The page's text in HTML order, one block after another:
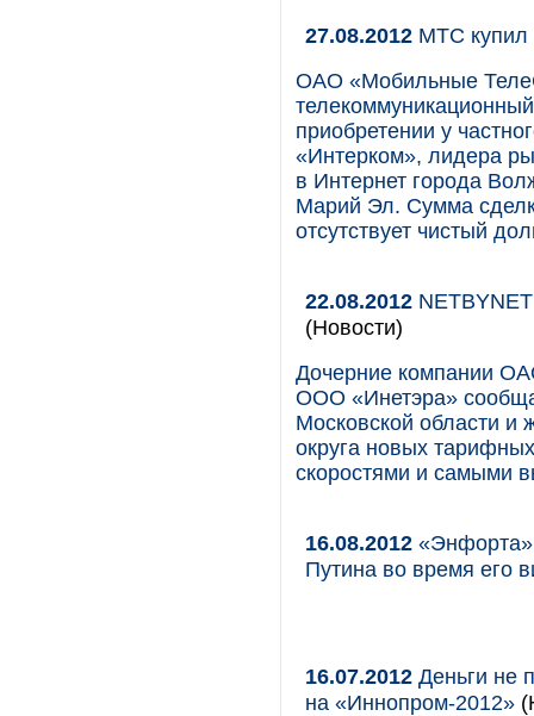
27.08.2012 МТС
ОАО «Мобильные
приобретении у
«Интерком», лидера
в Интернет города
Марий Эл. Сумма
отсутствует чистый
22.08.2012
(Новости)
Дочерние компании
ООО «Инетэра»
Московской области и
округа новых
скоростями и самыми
16.08.2012
Путина во время его
16.07.2012 Деньги не
на «Иннопром-2012»